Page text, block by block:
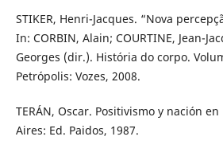
STIKER, Henri-Jacques. “Nova
In: CORBIN, Alain; COURTINE, Jean-
Georges (dir.). História do corpo.
Petrópolis: Vozes, 2008.
TERÁN, Oscar. Positivismo y nación
Aires: Ed. Paidos, 1987.